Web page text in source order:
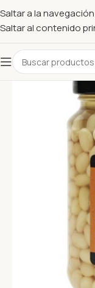
Saltar a la navegación
Saltar al contenido